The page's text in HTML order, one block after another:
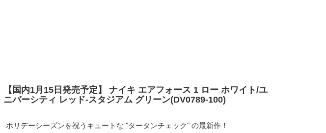
【国内1月15日発売予定】 ナイキ エアフォース 1 ロー ホワイト/ユ
ニバーシティ レッド-スタジアム グリーン(DV0789-100)
ホリデーシーズンを祝うキュートな "タータンチェック" の最新作！